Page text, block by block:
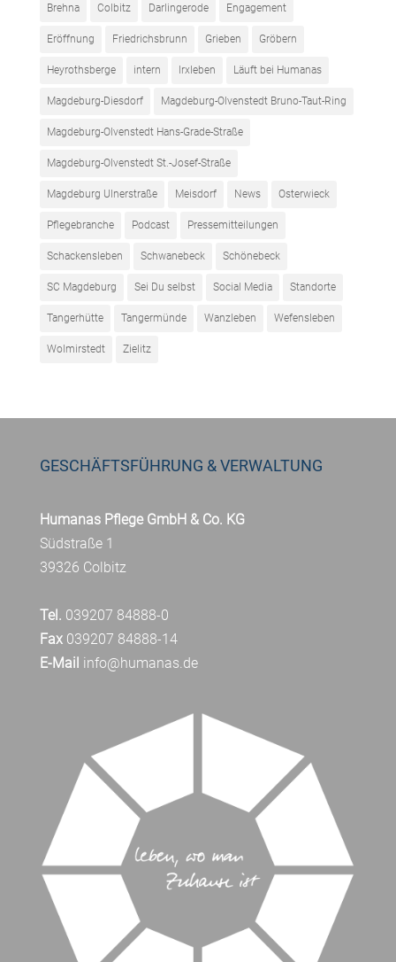
Brehna Colbitz Darlingerode Engagement
Eröffnung Friedrichsbrunn Grieben Gröbern
Heyrothsberge intern Irxleben Läuft bei Humanas
Magdeburg-Diesdorf Magdeburg-Olvenstedt Bruno-Taut-Ring
Magdeburg-Olvenstedt Hans-Grade-Straße
Magdeburg-Olvenstedt St.-Josef-Straße
Magdeburg Ulnerstraße Meisdorf News Osterwieck
Pflegebranche Podcast Pressemitteilungen
Schackensleben Schwanebeck Schönebeck
SC Magdeburg Sei Du selbst Social Media Standorte
Tangerhütte Tangermünde Wanzleben Wefensleben
Wolmirstedt Zielitz
GESCHÄFTSFÜHRUNG & VERWALTUNG
Humanas Pflege GmbH & Co. KG
Südstraße 1
39326 Colbitz
Tel. 039207 84888-0
Fax039207 84888-14
E-Mail info@humanas.de